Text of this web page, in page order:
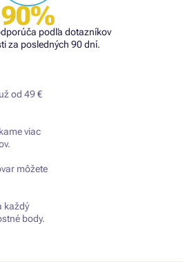
90%
podľa dotazníkov
za posledných 90 dní.
už od 49 €
viac
môžete
každý
body.